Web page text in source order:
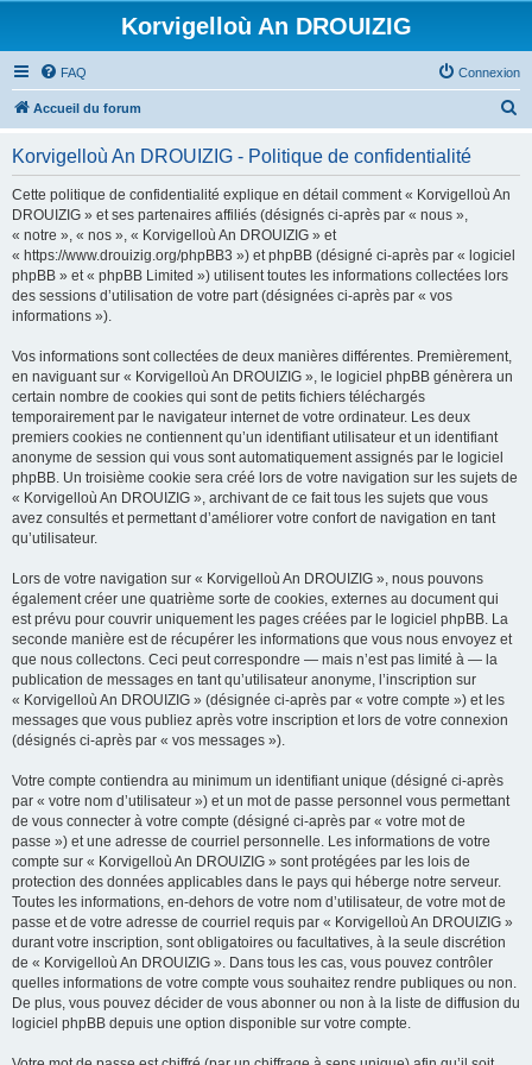
Korvigelloù An DROUIZIG
FAQ Connexion
Accueil du forum
Korvigelloù An DROUIZIG - Politique de confidentialité
Cette politique de confidentialité explique en détail comment « Korvigelloù An
DROUIZIG » et ses partenaires affiliés (désignés ci-après par « nous »,
« notre », « nos », « Korvigelloù An DROUIZIG » et
« https://www.drouizig.org/phpBB3 ») et phpBB (désigné ci-après par « logiciel
phpBB » et « phpBB Limited ») utilisent toutes les informations collectées lors
des sessions d’utilisation de votre part (désignées ci-après par « vos
informations »).
Vos informations sont collectées de deux manières différentes. Premièrement,
en naviguant sur « Korvigelloù An DROUIZIG », le logiciel phpBB génèrera un
certain nombre de cookies qui sont de petits fichiers téléchargés
temporairement par le navigateur internet de votre ordinateur. Les deux
premiers cookies ne contiennent qu’un identifiant utilisateur et un identifiant
anonyme de session qui vous sont automatiquement assignés par le logiciel
phpBB. Un troisième cookie sera créé lors de votre navigation sur les sujets de
« Korvigelloù An DROUIZIG », archivant de ce fait tous les sujets que vous
avez consultés et permettant d’améliorer votre confort de navigation en tant
qu’utilisateur.
Lors de votre navigation sur « Korvigelloù An DROUIZIG », nous pouvons
également créer une quatrième sorte de cookies, externes au document qui
est prévu pour couvrir uniquement les pages créées par le logiciel phpBB. La
seconde manière est de récupérer les informations que vous nous envoyez et
que nous collectons. Ceci peut correspondre — mais n’est pas limité à — la
publication de messages en tant qu’utilisateur anonyme, l’inscription sur
« Korvigelloù An DROUIZIG » (désignée ci-après par « votre compte ») et les
messages que vous publiez après votre inscription et lors de votre connexion
(désignés ci-après par « vos messages »).
Votre compte contiendra au minimum un identifiant unique (désigné ci-après
par « votre nom d’utilisateur ») et un mot de passe personnel vous permettant
de vous connecter à votre compte (désigné ci-après par « votre mot de
passe ») et une adresse de courriel personnelle. Les informations de votre
compte sur « Korvigelloù An DROUIZIG » sont protégées par les lois de
protection des données applicables dans le pays qui héberge notre serveur.
Toutes les informations, en-dehors de votre nom d’utilisateur, de votre mot de
passe et de votre adresse de courriel requis par « Korvigelloù An DROUIZIG »
durant votre inscription, sont obligatoires ou facultatives, à la seule discrétion
de « Korvigelloù An DROUIZIG ». Dans tous les cas, vous pouvez contrôler
quelles informations de votre compte vous souhaitez rendre publiques ou non.
De plus, vous pouvez décider de vous abonner ou non à la liste de diffusion du
logiciel phpBB depuis une option disponible sur votre compte.